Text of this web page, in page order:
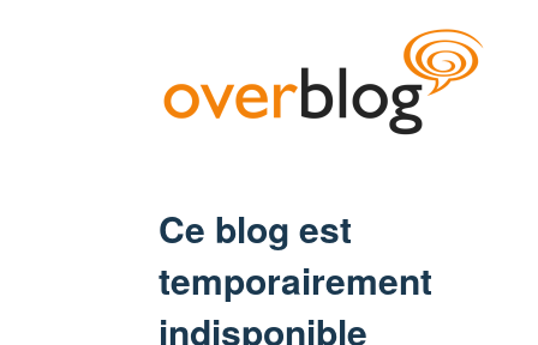
Ce blog est
temporairement
indisponible